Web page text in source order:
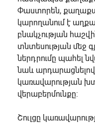
Փաստորեն,
կարողանում է
բնակչության
տնտեսության մեջ
ներդրումը պահել
նաև
կառավարության
վերաբերմունքը:
Շուլցը